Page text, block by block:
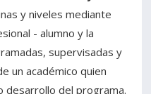
y niveles mediante
- alumno y la
supervisadas y
un académico quien
desarrollo del programa.